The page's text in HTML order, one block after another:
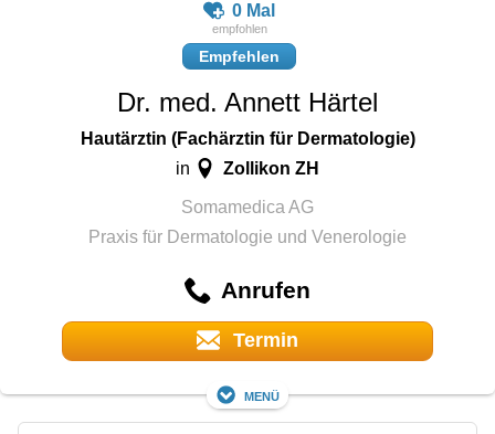
0 Mal
Empfehlen
Dr. med. Annett Härtel
Hautärztin (Fachärztin für Dermatologie)
in Zollikon ZH
Somamedica AG
Praxis für Dermatologie und Venerologie
Anrufen
Termin
Menü